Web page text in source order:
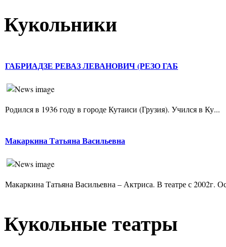
Кукольники
ГАБРИАДЗЕ РЕВАЗ ЛЕВАНОВИЧ (РЕЗО ГАБ
Родился в 1936 году в городе Кутаиси (Грузия). Учился в Ку...
Макаркина Татьяна Васильевна
Макаркина Татьяна Васильевна – Актриса. В театре с 2002г.
Кукольные театры